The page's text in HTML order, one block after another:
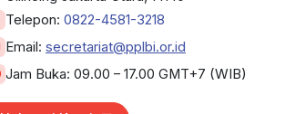
Telepon: 0822-4581-3218
Email: secretariat@pplbi.or.id
Jam Buka: 09.00 – 17.00 GMT+7 (WIB)